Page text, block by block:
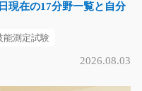
現在の17分野一覧と自分
能測定試験
2026.08.03